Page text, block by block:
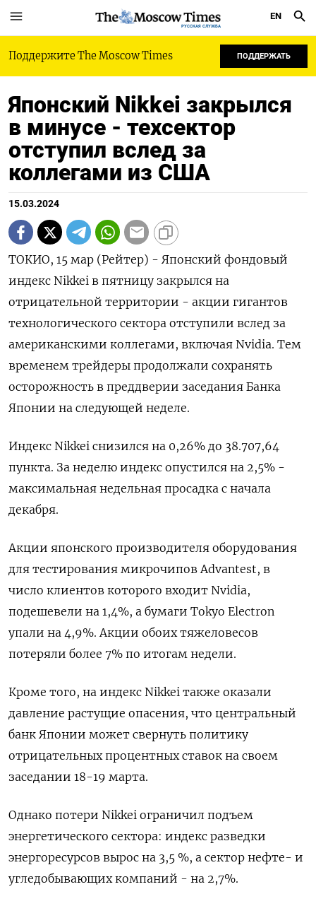
РУССКАЯ СЛУЖБА
EN
Поддержите The Moscow Times ПОДДЕРЖАТЬ
Японский Nikkei закрылся
в минусе - техсектор
отступил вслед за
коллегами из США
15.03.2024
ТОКИО, 15 мар (Рейтер) - Японский фондовый
индекс Nikkei в пятницу закрылся на
отрицательной территории - акции гигантов
технологического сектора отступили вслед за
американскими коллегами, включая Nvidia. Тем
временем трейдеры продолжали сохранять
осторожность в преддверии заседания Банка
Японии на следующей неделе.
Индекс Nikkei снизился на 0,26% до 38.707,64
пункта. За неделю индекс опустился на 2,5% -
максимальная недельная просадка с начала
декабря.
Акции японского производителя оборудования
для тестирования микрочипов Advantest, в
число клиентов которого входит Nvidia,
подешевели на 1,4%, а бумаги Tokyo Electron
упали на 4,9%. Акции обоих тяжеловесов
потеряли более 7% по итогам недели.
Кроме того, на индекс Nikkei также оказали
давление растущие опасения, что центральный
банк Японии может свернуть политику
отрицательных процентных ставок на своем
заседании 18-19 марта.
Однако потери Nikkei ограничил подъем
энергетического сектора: индекс разведки
энергоресурсов вырос на 3,5 %, а сектор нефте- и
угледобывающих компаний - на 2,7%.